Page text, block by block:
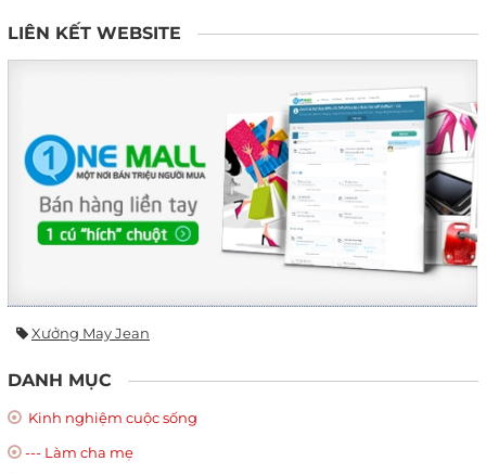
LIÊN KẾT WEBSITE
Xưởng May Jean
DANH MỤC
Kinh nghiệm cuộc sống
--- Làm cha mẹ